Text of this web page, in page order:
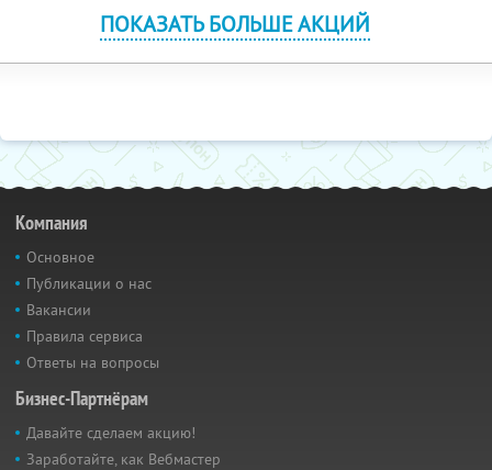
ПОКАЗАТЬ БОЛЬШЕ АКЦИЙ
Компания
Основное
Публикации о нас
Вакансии
Правила сервиса
Ответы на вопросы
Бизнес-Партнёрам
Давайте сделаем акцию!
Заработайте, как Вебмастер